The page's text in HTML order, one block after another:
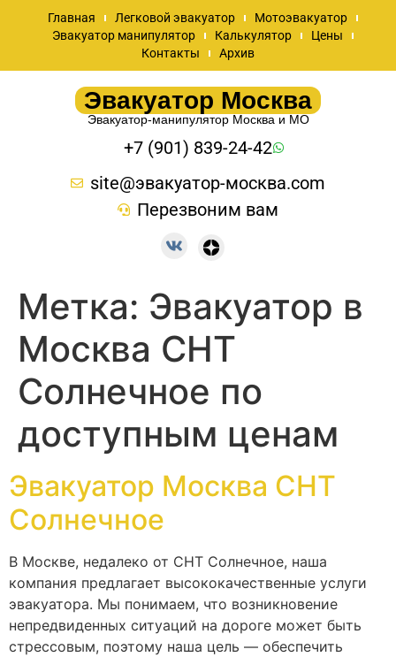
Главная Легковой эвакуатор
Мотоэвакуатор
Эвакуатор манипулятор
Калькулятор
Цены
Контакты
Архив
Эвакуатор Москва
Эвакуатор-манипулятор Москва и МО
+7 (901) 839-24-42
site@эвакуатор-москва.com
Перезвоним вам
Метка: Эвакуатор в
Москва СНТ
Солнечное по
доступным ценам
Эвакуатор Москва СНТ
Солнечное
В Москве, недалеко от СНТ Солнечное, наша
компания предлагает высококачественные услуги
эвакуатора. Мы понимаем, что возникновение
непредвиденных ситуаций на дороге может быть
стрессовым, поэтому наша цель — обеспечить